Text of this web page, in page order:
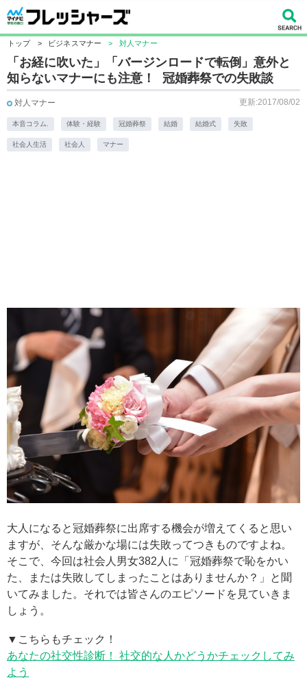
トップ > ビジネスマナー > 対人マナー
「お経に吹いた」「バージンロードで転倒」意外と
知らないマナーにも注意！ 冠婚葬祭での失敗談
対人マナー 更新:2017/08/02
本音コラム. 体験・経験 冠婚葬祭 結婚 結婚式 失敗
社会人生活 社会人 マナー
大人になると冠婚葬祭に出席する機会が増えてくると思い
ますが、そんな厳かな場には失敗ってつきものですよね。
そこで、今回は社会人男女382人に「冠婚葬祭で恥をかい
た、または失敗してしまったことはありませんか？」と聞
いてみました。それでは皆さんのエピソードを見ていきま
しょう。
▼こちらもチェック！
あなたの社交性診断！ 社交的な人かどうかチェックしてみ
よう